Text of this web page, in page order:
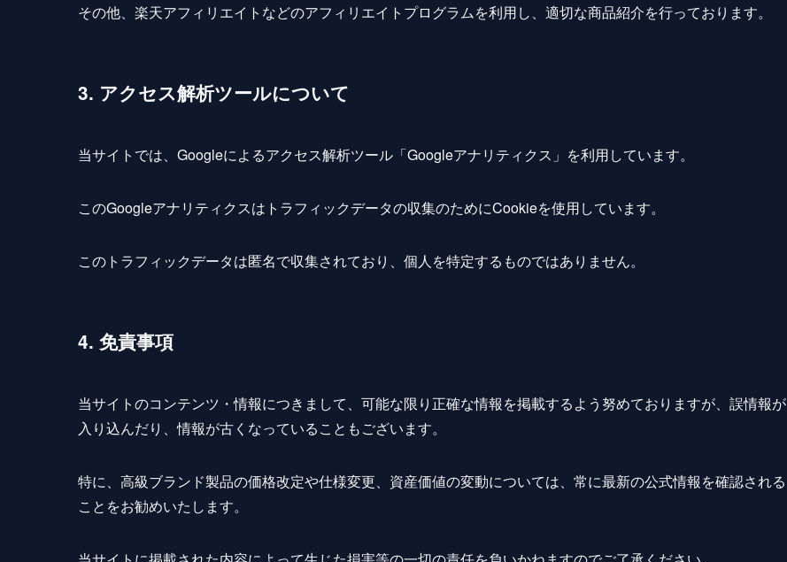
その他、楽天アフィリエイトなどのアフィリエイトプログラムを利用し、適切な商品紹介を行っております。
3. アクセス解析ツールについて
当サイトでは、Googleによるアクセス解析ツール「Googleアナリティクス」を利用しています。
このGoogleアナリティクスはトラフィックデータの収集のためにCookieを使用しています。
このトラフィックデータは匿名で収集されており、個人を特定するものではありません。
4. 免責事項
当サイトのコンテンツ・情報につきまして、可能な限り正確な情報を掲載するよう努めておりますが、誤情報が
入り込んだり、情報が古くなっていることもございます。
特に、高級ブランド製品の価格改定や仕様変更、資産価値の変動については、常に最新の公式情報を確認される
ことをお勧めいたします。